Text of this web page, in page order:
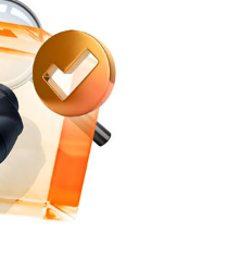
обследовании (в части
базы:
«Организации»,
предприятия»;
распоряжений и